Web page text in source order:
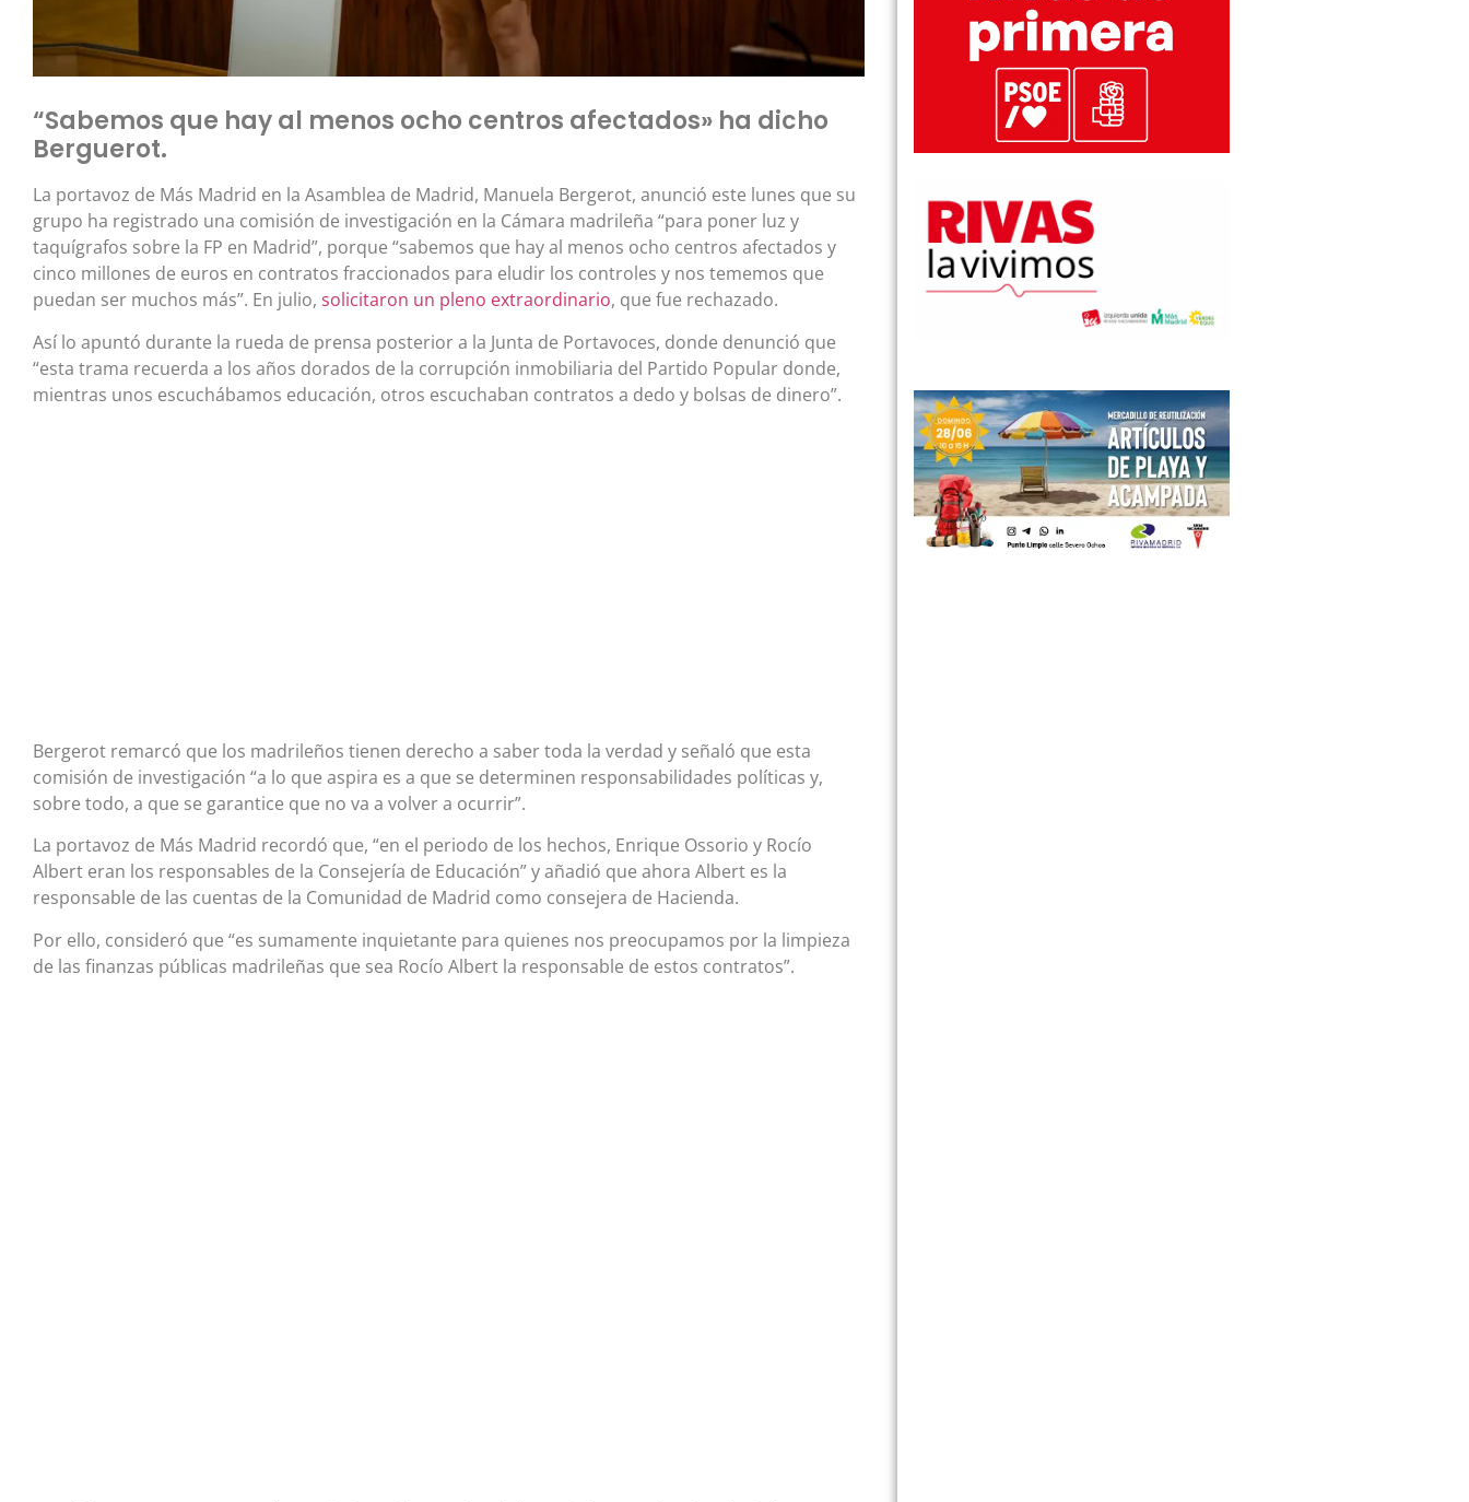
“Sabemos que hay al menos ocho centros afectados» ha dicho
Berguerot.
La portavoz de Más Madrid en la Asamblea de Madrid, Manuela Bergerot, anunció este lunes que su
grupo ha registrado una comisión de investigación en la Cámara madrileña “para poner luz y
taquígrafos sobre la FP en Madrid”, porque “sabemos que hay al menos ocho centros afectados y
cinco millones de euros en contratos fraccionados para eludir los controles y nos tememos que
puedan ser muchos más”. En julio, solicitaron un pleno extraordinario, que fue rechazado.
Así lo apuntó durante la rueda de prensa posterior a la Junta de Portavoces, donde denunció que
“esta trama recuerda a los años dorados de la corrupción inmobiliaria del Partido Popular donde,
mientras unos escuchábamos educación, otros escuchaban contratos a dedo y bolsas de dinero”.
Bergerot remarcó que los madrileños tienen derecho a saber toda la verdad y señaló que esta
comisión de investigación “a lo que aspira es a que se determinen responsabilidades políticas y,
sobre todo, a que se garantice que no va a volver a ocurrir”.
La portavoz de Más Madrid recordó que, “en el periodo de los hechos, Enrique Ossorio y Rocío
Albert eran los responsables de la Consejería de Educación” y añadió que ahora Albert es la
responsable de las cuentas de la Comunidad de Madrid como consejera de Hacienda.
Por ello, consideró que “es sumamente inquietante para quienes nos preocupamos por la limpieza
de las finanzas públicas madrileñas que sea Rocío Albert la responsable de estos contratos”.